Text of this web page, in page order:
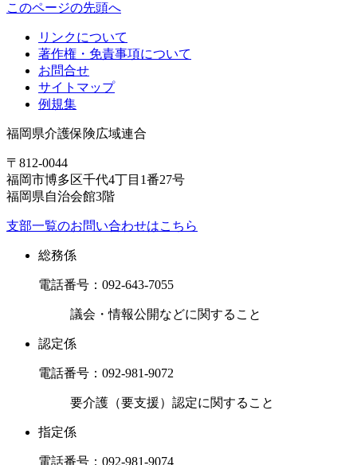
このページの先頭へ
リンクについて
著作権・免責事項について
お問合せ
サイトマップ
例規集
福岡県介護保険広域連合
〒812-0044
福岡市博多区千代4丁目1番27号
福岡県自治会館3階
支部一覧のお問い合わせはこちら
総務係
電話番号： 092-643-7055
議会・情報公開などに関すること
認定係
電話番号： 092-981-9072
要介護（要支援）認定に関すること
指定係
電話番号： 092-981-9074